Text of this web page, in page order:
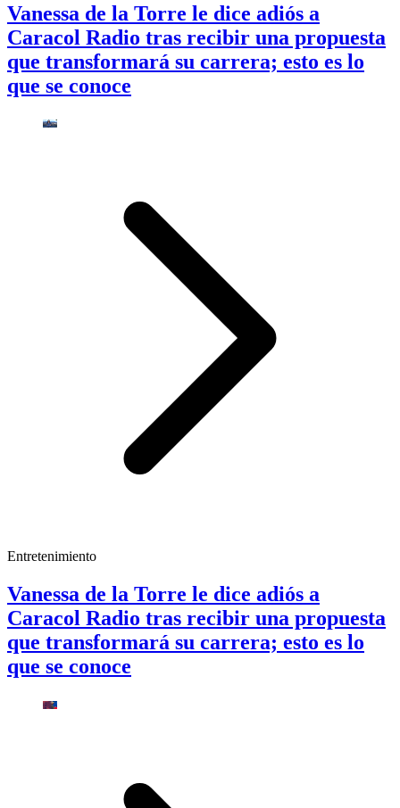
Vanessa de la Torre le dice adiós a
Caracol Radio tras recibir una propuesta
que transformará su carrera; esto es lo
que se conoce
Entretenimiento
Vanessa de la Torre le dice adiós a
Caracol Radio tras recibir una propuesta
que transformará su carrera; esto es lo
que se conoce